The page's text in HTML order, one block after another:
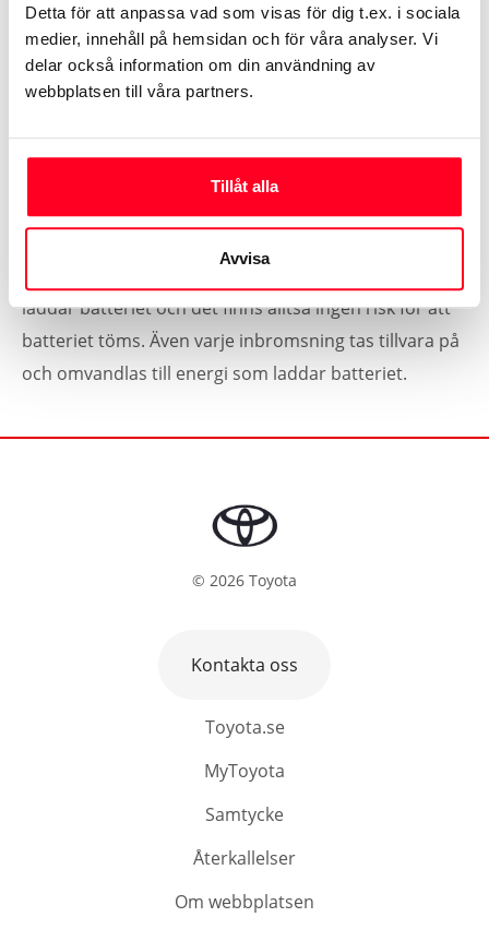
Detta för att anpassa vad som visas för dig t.ex. i sociala
medier, innehåll på hemsidan och för våra analyser. Vi
delar också information om din användning av
webbplatsen till våra partners.
Tillåt alla
Avvisa
bara av el-motorn, som hämtar sin energi från det
kompakta batteriet. Körningen blir inte bara tyst, den
blir också jämn och behaglig utan ryck, eftersom en
poängen är naturligtvis att bilen inte släpper ut några
som helst avgaser när den drivs av el-motorn.
laddar batteriet och det finns alltså ingen risk för att
batteriet töms. Även varje inbromsning tas tillvara på
och omvandlas till energi som laddar batteriet.
© 2026 Toyota
Toyota.se
MyToyota
Samtycke
Återkallelser
Om webbplatsen
Kontakta oss